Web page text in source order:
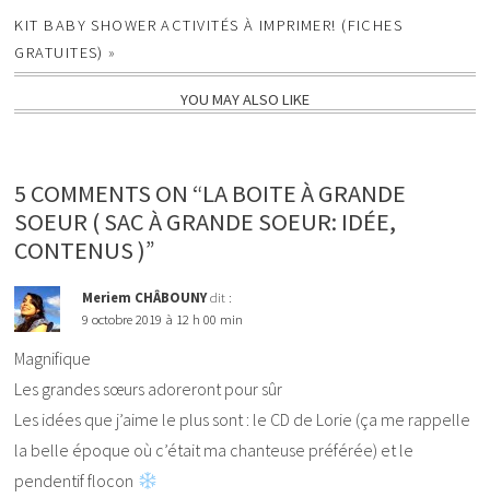
KIT BABY SHOWER ACTIVITÉS À IMPRIMER! (FICHES
GRATUITES) »
YOU MAY ALSO LIKE
5 COMMENTS ON “LA BOITE À GRANDE
SOEUR ( SAC À GRANDE SOEUR: IDÉE,
CONTENUS )”
Meriem CHÂBOUNYdit :
9 octobre 2019 à 12 h 00 min
Magnifique
Les grandes sœurs adoreront pour sûr
Les idées que j’aime le plus sont : le CD de Lorie (ça me rappelle
la belle époque où c’était ma chanteuse préférée) et le
pendentif flocon